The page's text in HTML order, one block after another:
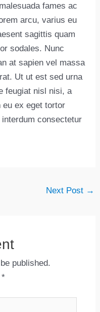
fames ac
arcu, varius eu
sagittis quam
sodales. Nunc
at sapien vel massa
Ut ut est sed urna
feugiat nisl nisi, a
ex eget tortor
consectetur
Next Post →
published.
*